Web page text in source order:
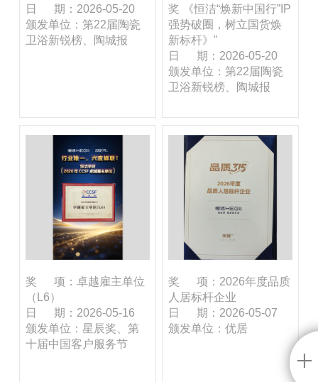
日 期：2026-05-20
颁发单位：第22届陶瓷
卫浴新锐榜、陶城报
奖 《恒洁“焕新中国行”IP
强势破圈，树立国货焕
新标杆》"
日 期：2026-05-20
颁发单位：第22届陶瓷
卫浴新锐榜、陶城报
奖 项：卓越雇主单位
（L6）
日 期：2026-05-16
颁发单位：星辰奖、第
十届中国客户服务节
奖 项：2026年度品质
人居标杆企业
日 期：2026-05-07
颁发单位：优居